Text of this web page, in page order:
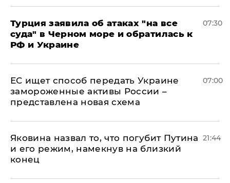
Турция заявила об атаках "на все
суда" в Черном море и обратилась к
РФ и Украине
07:30
ЕС ищет способ передать Украине
замороженные активы России –
представлена новая схема
07:00
Яковина назвал то, что погубит Путина
и его режим, намекнув на близкий
конец
21:44